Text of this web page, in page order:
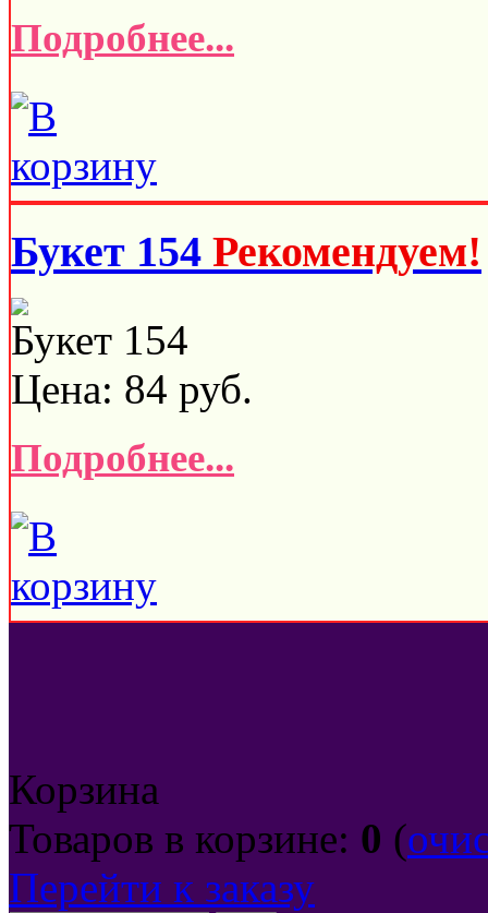
Подробнее...
Букет 154 Рекомендуем!
Букет 154
Цена: 84 руб.
Подробнее...
Корзина
Товаров в корзине: 0 (
Перейти к заказу